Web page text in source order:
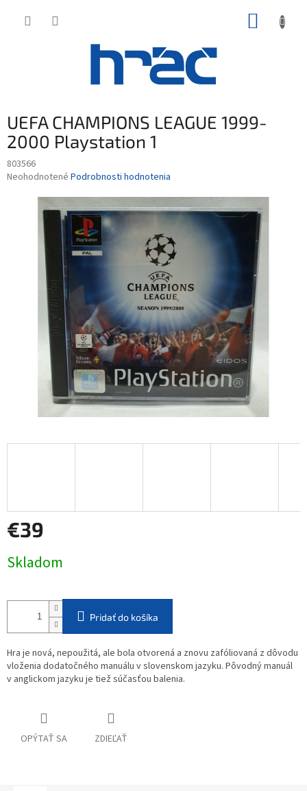
UEFA CHAMPIONS LEAGUE 1999-
2000 Playstation 1
803566
Priemerné
hviezdičiek.
Neohodnotené Podrobnosti hodnotenia
€39
cena:
Skladom
Pridať do košíka
Hra je nová, nepoužitá, ale bola otvorená a znovu zafóliovaná z dôvodu
vloženia dodatočného manuálu v slovenskom jazyku. Pôvodný manuál
v anglickom jazyku je tiež súčasťou balenia.
OPÝTAŤ SA ZDIEĽAŤ